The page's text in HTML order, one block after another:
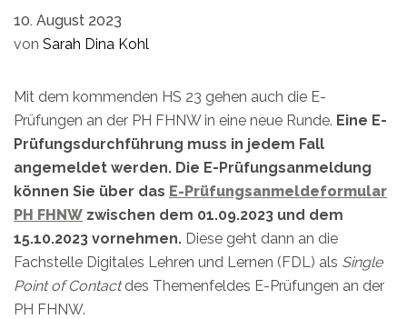
10. August 2023
von Sarah Dina Kohl
Mit dem kommenden HS 23 gehen auch die E-
Prüfungen an der PH FHNW in eine neue Runde. Eine E-
Prüfungsdurchführung muss in jedem Fall
angemeldet werden. Die E-Prüfungsanmeldung
können Sie über das E-Prüfungsanmeldeformular
PH FHNW zwischen dem 01.09.2023 und dem
15.10.2023 vornehmen. Diese geht dann an die
Fachstelle Digitales Lehren und Lernen (FDL) als Single
Point of Contactdes Themenfeldes E-Prüfungen an der
PH FHNW.